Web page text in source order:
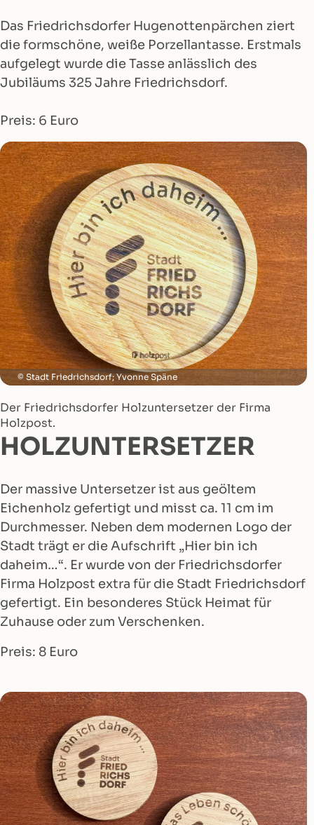
Das Friedrichsdorfer Hugenottenpärchen ziert
die formschöne, weiße Porzellantasse. Erstmals
aufgelegt wurde die Tasse anlässlich des
Jubiläums 325 Jahre Friedrichsdorf.
Preis: 6 Euro
Stadt Friedrichsdorf; Yvonne Späne
Der Friedrichsdorfer Holzuntersetzer der Firma
Holzpost.
HOLZUNTERSETZER
Der massive Untersetzer ist aus geöltem
Eichenholz gefertigt und misst ca. 11 cm im
Durchmesser. Neben dem modernen Logo der
Stadt trägt er die Aufschrift „Hier bin ich
daheim…“. Er wurde von der Friedrichsdorfer
Firma Holzpost extra für die Stadt Friedrichsdorf
gefertigt. Ein besonderes Stück Heimat für
Zuhause oder zum Verschenken.
Preis: 8 Euro